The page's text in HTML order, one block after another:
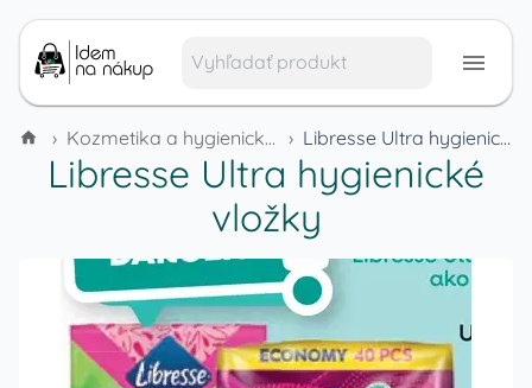
› Kozmetika a hygienické potreby › Libresse Ultra hygienické vložky
Libresse Ultra hygienické
vložky